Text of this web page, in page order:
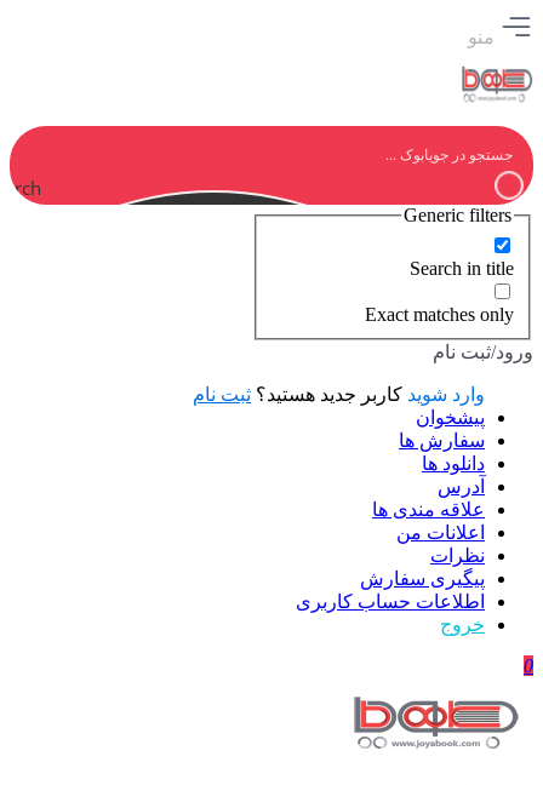
منو
Generic filters
Search in title
Exact matches only
ورود/ثبت نام
وارد شوید کاربر جدید هستید؟ ثبت نام
پیشخوان
سفارش ها
دانلود ها
آدرس
علاقه مندی ها
اعلانات من
نظرات
پیگیری سفارش
اطلاعات حساب كاربری
خروج
0